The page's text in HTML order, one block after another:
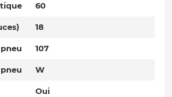
60
18
107
W
Oui